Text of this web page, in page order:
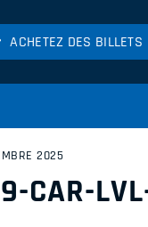
ACHETEZ DES BILLETS
ACHETEZ DES BILLETS
2025
CAR-